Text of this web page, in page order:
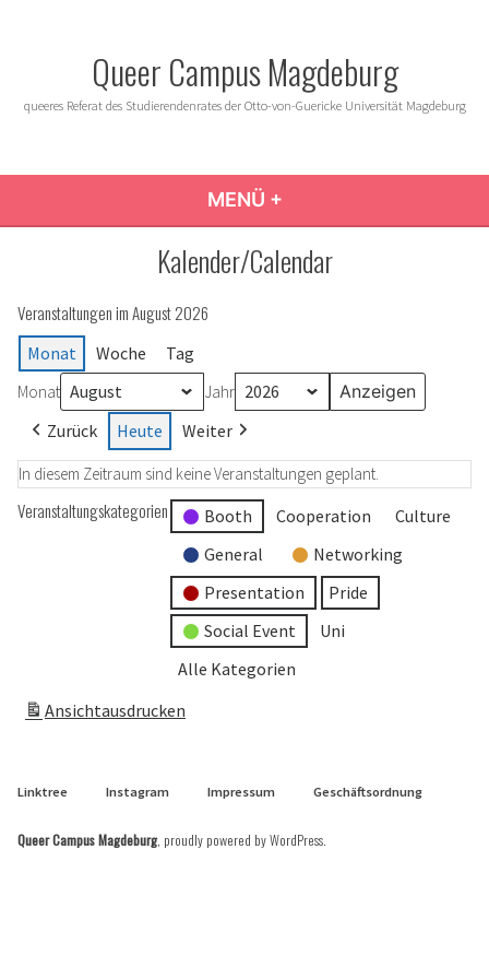
Queer Campus Magdeburg
queeres Referat des Studierendenrates der Otto-von-Guericke Universität Magdeburg
MENÜ +
Kalender/Calendar
Veranstaltungen im August 2026
Monat Woche Tag
Monat Jahr
Zurück Heute Weiter
In diesem Zeitraum sind keine Veranstaltungen geplant.
Veranstaltungskategorien Booth Cooperation
Culture
General
Networking
Presentation
Pride
Social Event
Uni
Alle Kategorien
Ansichtausdrucken
Linktree Instagram Impressum Geschäftsordnung
Queer Campus Magdeburg, proudly powered by WordPress.